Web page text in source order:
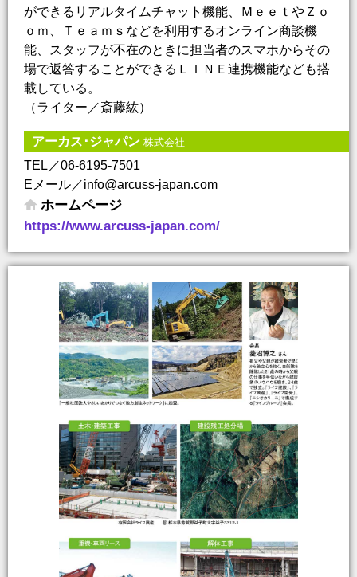
ができるリアルタイムチャット機能、ＭｅｅｔやＺｏ
ｏｍ、Ｔｅａｍｓなどを利用するオンライン商談機
能、スタッフが不在のときに担当者のスマホからその
場で返答することができるＬＩＮＥ連携機能なども搭
載している。
（ライター／斎藤紘）
アーカス･ジャパン 株式会社
TEL／06-6195-7501
Eメール／info@arcuss-japan.com
ホームページ
https://www.arcuss-japan.com/